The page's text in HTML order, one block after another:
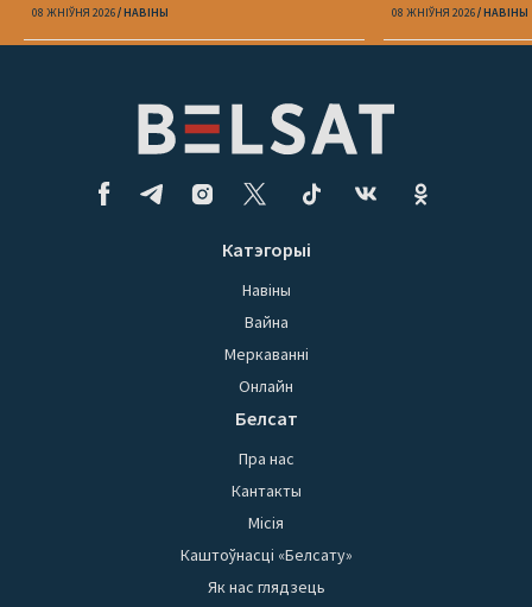
08 ЖНІЎНЯ 2026 НАВІНЫ 08 ЖНІЎНЯ 2026 НАВІНЫ
Катэгорыі
Навіны
Вайна
Меркаванні
Онлайн
Белсат
Пра нас
Кантакты
Місія
Каштоўнасці «Белсату»
Як нас глядзець